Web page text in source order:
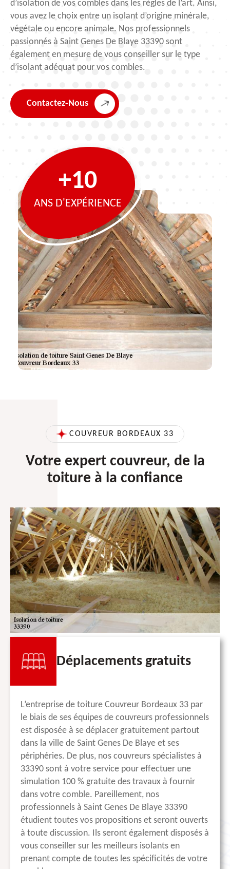
d’isolation de vos combles dans les règles de l’art. Ainsi,
vous avez le choix entre un isolant d’origine minérale,
végétale ou encore animale. Nos professionnels
passionnés à Saint Genes De Blaye 33390 sont
également en mesure de vous conseiller sur le type
d’isolant adéquat pour vos combles.
Contactez-Nous
+10
ANS D'EXPÉRIENCE
COUVREUR BORDEAUX 33
Votre expert couvreur, de la
toiture à la confiance
Déplacements gratuits
L’entreprise de toiture Couvreur Bordeaux 33 par
le biais de ses équipes de couvreurs professionnels
est disposée à se déplacer gratuitement partout
dans la ville de Saint Genes De Blaye et ses
périphéries. De plus, nos couvreurs spécialistes à
33390 sont à votre service pour effectuer une
simulation 100 % gratuite des travaux à fournir
dans votre comble. Pareillement, nos
professionnels à Saint Genes De Blaye 33390
étudient toutes vos propositions et seront ouverts
à toute discussion. Ils seront également disposés à
vous conseiller sur les meilleurs isolants en
prenant compte de toutes les spécificités de votre